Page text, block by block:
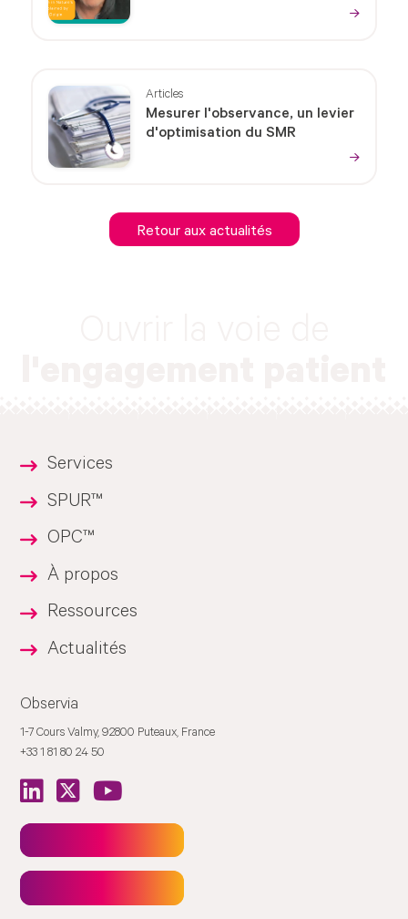
Articles
Mesurer l'observance, un levier
d'optimisation du SMR
Retour aux actualités
Services
SPUR™
OPC™
À propos
Ressources
Actualités
Observia
1-7 Cours Valmy, 92800 Puteaux, France
+33 1 81 80 24 50